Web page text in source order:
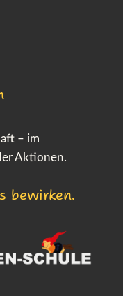
– im
Aktionen.
bewirken.